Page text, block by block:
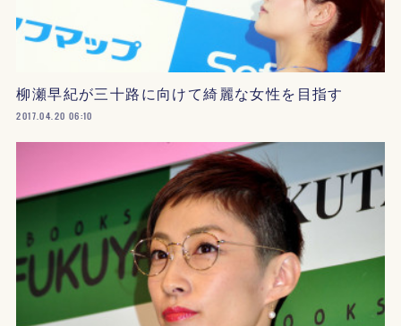
柳瀬早紀が三十路に向けて綺麗な女性を目指す
2017.04.20 06:10